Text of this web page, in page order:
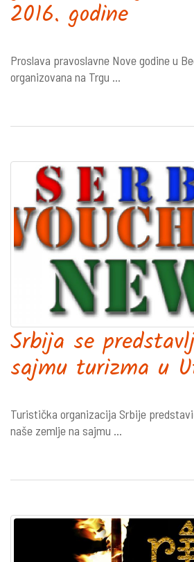
2016. godine
Proslava pravoslavne Nove godine u
organizovana na Trgu ...
Srbija se
sajmu turizma u
Turistička organizacija Srbije
naše zemlje na sajmu ...